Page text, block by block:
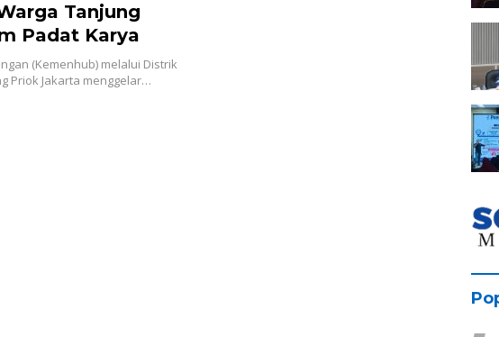
Tanjung
Padat Karya
(Kemenhub) melalui Distrik
Priok Jakarta menggelar…